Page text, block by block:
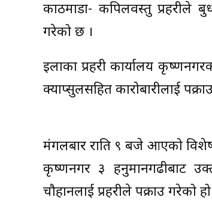
काठमाडौँ- कपिलवस्तु प्रहरीले
गरेको छ ।
इलाका प्रहरी कार्यालय
क्याप्सुलसहित कारोबारीलाई
मंगलबार राति ९ बजे आएको
कृष्णनगर ३ हनुमानगढीबाट
चौहानलाई प्रहरीले पक्राउ गरेको हो